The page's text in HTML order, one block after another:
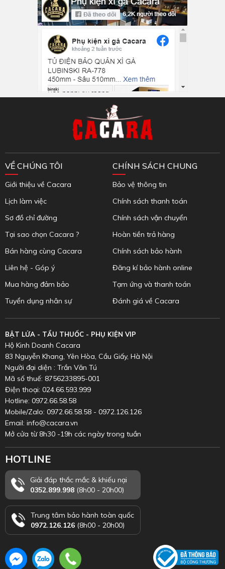
VỀ CHÚNG TÔI
Giới thiệu về Cacara
Lịch làm việc
Sơ đồ chỉ đường
Tại sao chọn Cacara ?
Bán hàng cùng Cacara
Liên hệ - Góp ý
Mua hàng đảm bảo
Tuyển dụng nhân sự
CHÍNH SÁCH CHUNG
Bảo vệ thông tin
Chính sách thanh toán
Chính sách vận chuyển
Hoàn tiền trả hàng
Chính sách bảo hành
Đăng kí bảo hành online
Tạm ứng và thanh toán
Đánh giá về Cacara
BẬT LỬA - TẨU THUỐC - PHỤ KIỆN VIP
Hộ Kinh Doanh Cacara
83 Nguyễn Khang, Yên Hòa, Cầu Giấy, Hà Nội
Người đại diện : Trần Văn Tú
Mã số thuế: 8756233895-001
Điện thoại: 024.66.593.999
Hotline: 0972.66.58.58
Mobile/Zalo: 0972.66.58.58 - 0972.126.126
Email: info@cacara.vn
Mở cửa từ 8h30 -19h các ngày trong tuần
HOTLINE
Giải đáp thắc mắc & khiếu nại
0352.899.998 (8h00 - 20h00)
Trung tâm bảo hành toàn quốc
0972.126.126 (8h00 - 20h00)